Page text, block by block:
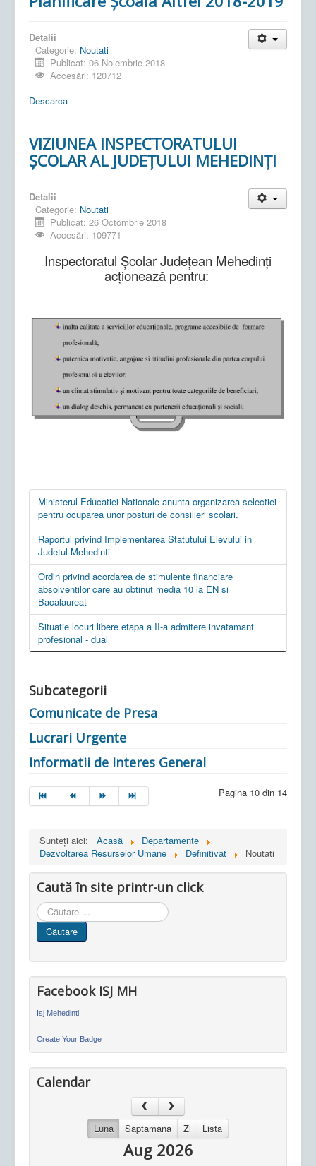
Detalii
Categorie: Noutati
Publicat: 06 Noiembrie 2018
Accesări: 120712
Descarca
VIZIUNEA INSPECTORATULUI
ŞCOLAR AL JUDEŢULUI MEHEDINŢI
Detalii
Categorie: Noutati
Publicat: 26 Octombrie 2018
Accesări: 109771
Inspectoratul Şcolar Judeţean Mehedinţi
acţionează pentru:
Ministerul Educatiei Nationale anunta organizarea selectiei
pentru ocuparea unor posturi de consilieri scolari.
Raportul privind Implementarea Statutului Elevului in
Judetul Mehedinti
Ordin privind acordarea de stimulente financiare
absolventilor care au obtinut media 10 la EN si
Bacalaureat
Situatie locuri libere etapa a II-a admitere invatamant
profesional - dual
Subcategorii
Comunicate de Presa
Lucrari Urgente
Informatii de Interes General
Pagina 10 din 14
Sunteți aici: Acasă
Departamente
Dezvoltarea Resurselor Umane
Definitivat Noutati
Caută în site printr-un click
Cauta
in
site
Căutare
Facebook ISJ MH
Isj Mehedinti
Create Your Badge
Calendar
Luna Saptamana Zi Lista
Aug 2026